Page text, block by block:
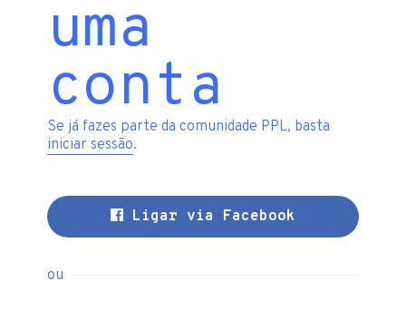
uma
conta
Se já fazes parte da comunidade PPL, basta
iniciar sessão.
Ligar via Facebook
ou